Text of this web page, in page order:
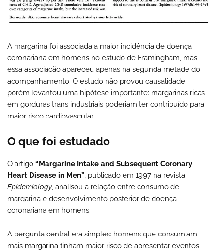
A margarina foi associada a maior incidência de doença
coronariana em homens no estudo de Framingham, mas
essa associação apareceu apenas na segunda metade do
acompanhamento. O estudo não provou causalidade,
porém levantou uma hipótese importante: margarinas ricas
em gorduras trans industriais poderiam ter contribuído para
maior risco cardiovascular.
O que foi estudado
O artigo “Margarine Intake and Subsequent Coronary
Heart Disease in Men”, publicado em 1997 na revista
Epidemiology, analisou a relação entre consumo de
margarina e desenvolvimento posterior de doença
coronariana em homens.
A pergunta central era simples: homens que consumiam
mais margarina tinham maior risco de apresentar eventos